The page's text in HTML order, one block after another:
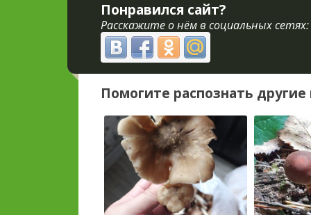
Понравился сайт?
Расскажите о нём в социальных сетях:
Помогите распознать другие